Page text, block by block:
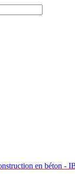
en béton -